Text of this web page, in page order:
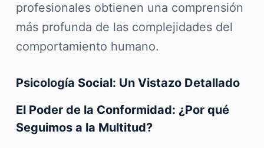
profesionales obtienen una comprensión
más profunda de las complejidades del
comportamiento humano.
Psicología Social: Un Vistazo Detallado
El Poder de la Conformidad: ¿Por qué
Seguimos a la Multitud?